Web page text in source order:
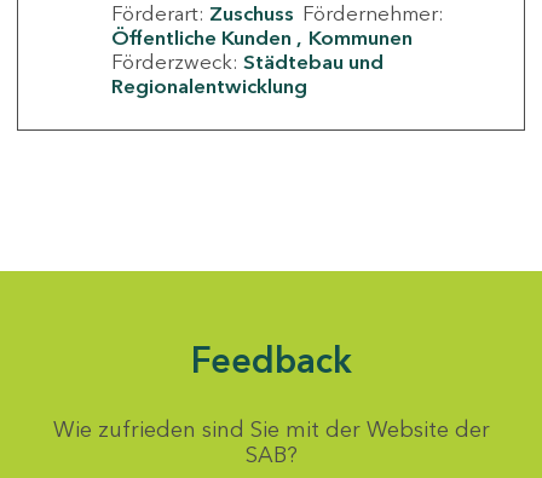
Förderart: Zuschuss Fördernehmer:
Öffentliche Kunden
Kommunen
Förderzweck: Städtebau und
Regionalentwicklung
Feedback
Wie zufrieden sind Sie mit der Website der
SAB?